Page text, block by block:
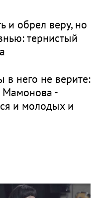
и обрел веру, но
тернистый
в него не верите:
Мамонова -
и молодых и